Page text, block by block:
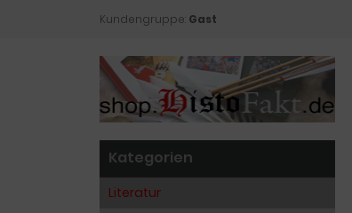
Kundengruppe: Gast
Kategorien
Literatur